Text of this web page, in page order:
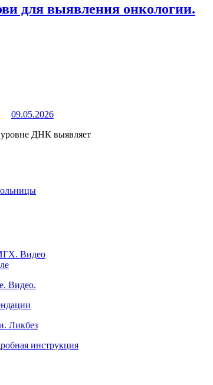
для выявления онкологии.
09.05.2026
ДНК выявляет
Видео